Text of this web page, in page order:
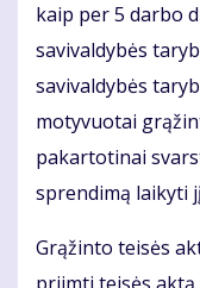
kaip per 5 darbo
savivaldybės
savivaldybės
motyvuotai
pakartotinai
sprendimą laikyti
Grąžinto teisės